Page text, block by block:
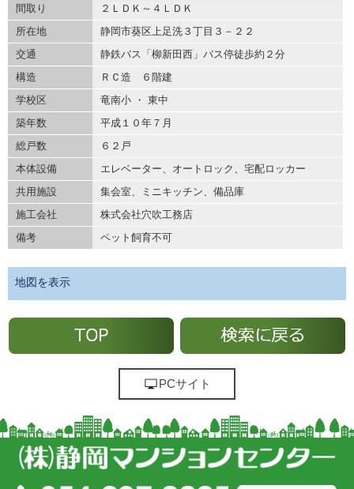
間取り
２ＬＤＫ～４ＬＤＫ
所在地
静岡市葵区上足洗３丁目３－２２
交通
静鉄バス「柳新田西」バス停徒歩約２分
構造
ＲＣ造 ６階建
学校区
竜南小 ・ 東中
築年数
平成１０年７月
総戸数
６２戸
本体設備
エレベーター、オートロック、宅配ロッカー
共用施設
集会室、ミニキッチン、備品庫
施工会社
株式会社穴吹工務店
備考
ペット飼育不可
地図を表示
PCサイト